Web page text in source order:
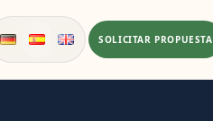
SOLICITAR PROPUESTA